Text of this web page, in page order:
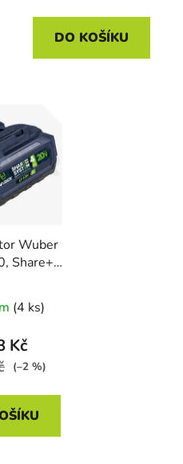
DO KOŠÍKU
Wuber
Share+
(4 ks)
Kč
(–2 %)